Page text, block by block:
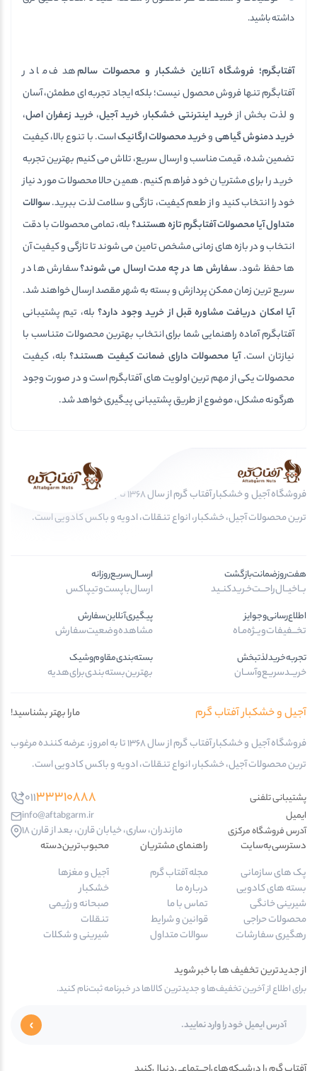
داشته باشید.
آفتابگرم؛ فروشگاه آنلاین خشکبار و محصولات سالمهدف ما در
آفتابگرم تنها فروش محصول نیست؛ بلکه ایجاد تجربه ای مطمئن، آسان
و لذت بخش ازخرید اینترنتی خشکبار، خرید آجیل، خرید زعفران اصل،
خرید دمنوش گیاهیوخرید محصولات ارگانیکاست. با تنوع بالا، کیفیت
تضمین شده، قیمت مناسب و ارسال سریع، تلاش می کنیم بهترین تجربه
خرید را برای مشتریان خود فراهم کنیم. همین حالا محصولات مورد نیاز
خود را انتخاب کنید و از طعم کیفیت، تازگی و سلامت لذت ببرید.سوالات
متداولآیا محصولات آفتابگرم تازه هستند؟بله، تمامی محصولات با دقت
انتخاب و در بازه های زمانی مشخص تامین می شوند تا تازگی و کیفیت آن
ها حفظ شود.سفارش ها در چه مدت ارسال می شوند؟سفارش ها در
سریع ترین زمان ممکن پردازش و بسته به شهر مقصد ارسال خواهند شد.
آیا امکان دریافت مشاوره قبل از خرید وجود دارد؟ بله، تیم پشتیبانی
آفتابگرم آماده راهنمایی شما برای انتخاب بهترین محصولات متناسب با
نیازتان است.آیا محصولات دارای ضمانت کیفیت هستند؟ بله، کیفیت
محصولات یکی از مهم ترین اولویت های آفتابگرم است و در صورت وجود
هرگونه مشکل، موضوع از طریق پشتیبانی پیگیری خواهد شد.
فروشگاه آجیل و خشکبار آفتاب گرم از سال 1368 تا به امروز، عرضه کننده مرغوب
ترین محصولات آجیل، خشکبار، انواع تنقلات، ادویه و باکس کادویی است.
هفت‌روز‌ضمانت‌بازگشت
بــا‌خیــال‌راحـــت‌خـرید‌کنــید
ارســال‌سریع‌روزانه
ارسال‌با‌پست‌و‌تیپاکس
اطلاع‌رسانی‌و‌جوایز
تخـــفیفات‌ویــژه‌مـاه
پیگیری‌آنلاین‌سفارش
مشاهده‌وضعیت‌سفارش
تجربه‌خرید‌لذتبخش
خریــد‌سریـع‌و‌آســان
بسته‌بندی‌مقاوم‌وشیک
بهترین‌بسته‌بندی‌برای‌هدیه
آجیل و خشکبار آفتاب گرم
مارا بهتر بشناسید!
فروشگاه آجیل و خشکبار آفتاب گرم از سال 1368 تا به امروز، عرضه کننده مرغوب
ترین محصولات آجیل، خشکبار، انواع تنقلات، ادویه و باکس کادویی است.
پشتیبانی تلفنی 01133310888
ایمیل
info@aftabgarm.ir
آدرس‌ فروشگاه مرکزی
مازندران، ساری، خیابان قارن، بعد از قارن 18
دسترسی‌به‌سایت
پک های سازمانی
بسته های کادویی
شیرینی خانگی
محصولات حراجی
رهگیری سفارشات
راهنمای مشتریان
مجله آفتاب گرم
درباره ما
تماس با ما
قوانین و شرایط
سوالات متداول
محبوب‌ترین‌دسته‌
آجیل و مغزها
خشکبار
صبحانه و رژیمی
تنقلات
شیرینی و شکلات
از جدیدترین تخفیف ها با خبر شوید
برای اطلاع از آخرین تخفیف‌ها و جدیدترین کالاها در خبرنامه ثبت‌نام کنید.